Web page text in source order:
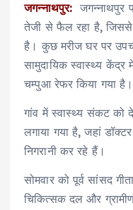
जगन्नाथपुर: जगन्नाथपुर
तेजी से फैल रहा है, जिससे
है। कुछ मरीज घर पर
सामुदायिक स्वास्थ्य केंद्र
चम्पुआ रेफर किया गया है।
गांव में स्वास्थ्य संकट
लगाया गया है, जहां
निगरानी कर रहे हैं।
सोमवार को पूर्व सांसद
चिकित्सक दल और